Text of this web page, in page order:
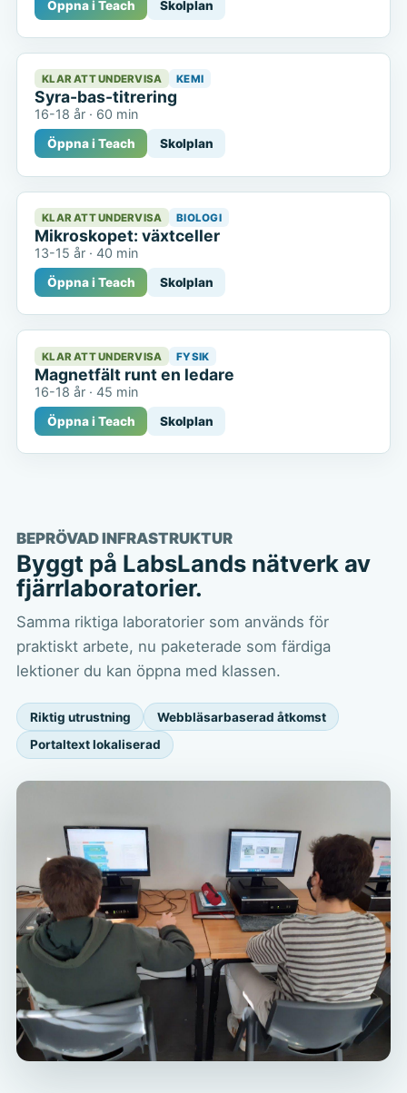
Öppna i Teach Skolplan
KLAR ATT UNDERVISA KEMI
Syra-bas-titrering
16-18 år · 60 min
Öppna i Teach Skolplan
KLAR ATT UNDERVISA BIOLOGI
Mikroskopet: växtceller
13-15 år ·40 min
Öppna i Teach Skolplan
KLAR ATT UNDERVISA FYSIK
Magnetfält runt en ledare
16-18 år ·45 min
Öppna i Teach Skolplan
BEPRÖVAD INFRASTRUKTUR
Byggt på LabsLands nätverk av
fjärrlaboratorier.
Samma riktiga laboratorier som används för
praktiskt arbete, nu paketerade som färdiga
lektioner du kan öppna med klassen.
Riktig utrustning
Webbläsarbaserad åtkomst
Portaltext lokaliserad